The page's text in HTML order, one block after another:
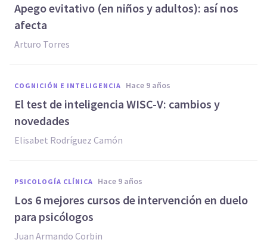
Apego evitativo (en niños y adultos): así nos
afecta
Arturo Torres
COGNICIÓN E INTELIGENCIA hace 9 años
El test de inteligencia WISC-V: cambios y
novedades
Elisabet Rodríguez Camón
PSICOLOGÍA CLÍNICA hace 9 años
​Los 6 mejores cursos de intervención en duelo
para psicólogos
Juan Armando Corbin